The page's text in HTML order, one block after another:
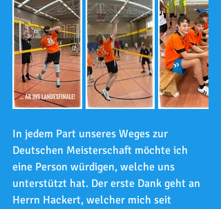
In jedem Part unseres Weges zur
Deutschen Meisterschaft möchte ich
eine Person würdigen, welche uns
unterstützt hat. Der erste Dank geht an
Herrn Hackert, welcher mich seit